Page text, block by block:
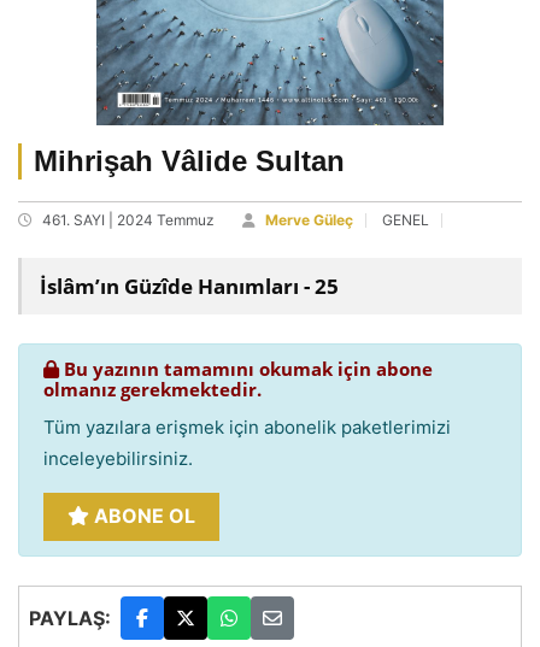
Mihrişah Vâlide Sultan
461. SAYI | 2024 Temmuz Merve Güleç GENEL
İslâm’ın Güzîde Hanımları - 25
Bu yazının tamamını okumak için abone
olmanız gerekmektedir.
Tüm yazılara erişmek için abonelik paketlerimizi
inceleyebilirsiniz.
ABONE OL
PAYLAŞ: